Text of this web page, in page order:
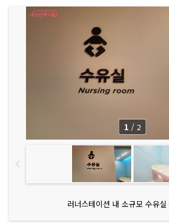
러너스테이션 내 소규모 수유
1 / 2